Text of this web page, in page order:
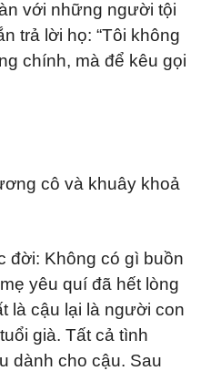
với những người tội
trả lời họ: “Tôi không
chính, mà để kêu gọi
cô và khuây khoả
đời: Không có gì buồn
yêu quí đã hết lòng
là cậu lại là người con
già. Tất cả tình
dành cho cậu. Sau